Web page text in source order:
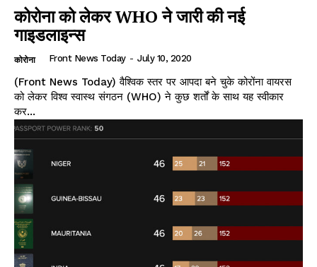
कोरोना को लेकर WHO ने जारी की नई
गाइडलाइन्स
कोरोना Front News Today - July 10, 2020
(Front News Today) वैश्विक स्तर पर आपदा बने चुके कोरोंना वायरस
को लेकर विश्व स्वास्थ संगठन (WHO) ने कुछ शर्तों के साथ यह स्वीकार
कर...